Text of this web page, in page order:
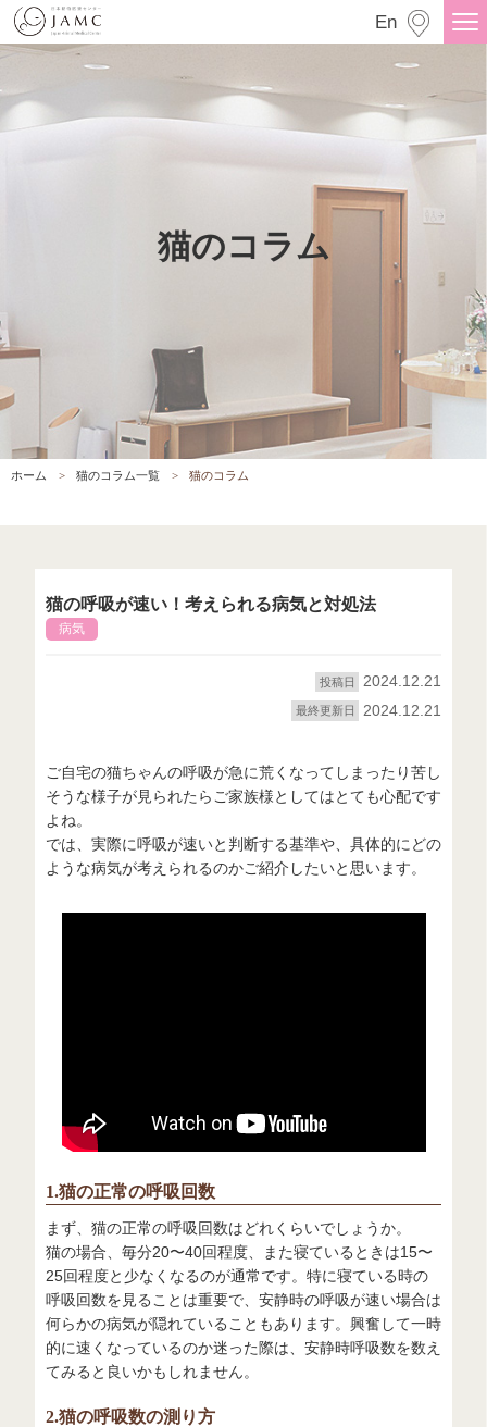
En
猫のコラム
猫のコラム
ホーム 猫のコラム一覧 猫のコラム
猫の呼吸が速い！考えられる病気と対処法
病気
投稿日 2024.12.21
最終更新日 2024.12.21
ご自宅の猫ちゃんの呼吸が急に荒くなってしまったり苦し
そうな様子が見られたらご家族様としてはとても心配です
よね。
では、実際に呼吸が速いと判断する基準や、具体的にどの
ような病気が考えられるのかご紹介したいと思います。
1.猫の正常の呼吸回数
まず、猫の正常の呼吸回数はどれくらいでしょうか。
猫の場合、毎分20〜40回程度、また寝ているときは15〜
25回程度と少なくなるのが通常です。特に寝ている時の
呼吸回数を見ることは重要で、安静時の呼吸が速い場合は
何らかの病気が隠れていることもあります。興奮して一時
的に速くなっているのか迷った際は、安静時呼吸数を数え
てみると良いかもしれません。
2.猫の呼吸数の測り方